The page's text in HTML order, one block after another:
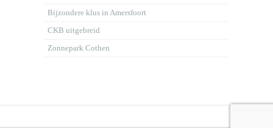
Bijzondere klus in Amersfoort
CKB uitgebreid
Zonnepark Cothen